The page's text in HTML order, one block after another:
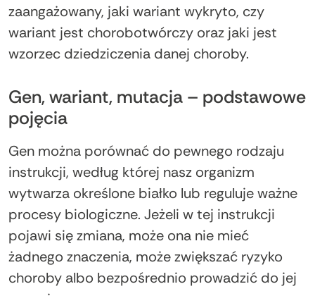
zaangażowany, jaki wariant wykryto, czy
wariant jest chorobotwórczy oraz jaki jest
wzorzec dziedziczenia danej choroby.
Gen, wariant, mutacja – podstawowe
pojęcia
Gen można porównać do pewnego rodzaju
instrukcji, według której nasz organizm
wytwarza określone białko lub reguluje ważne
procesy biologiczne. Jeżeli w tej instrukcji
pojawi się zmiana, może ona nie mieć
żadnego znaczenia, może zwiększać ryzyko
choroby albo bezpośrednio prowadzić do jej